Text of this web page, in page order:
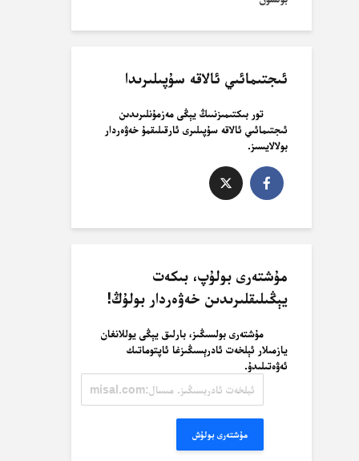
ئىجتىمائىي ئالاقە سۇپىلىرىدا
تور بىكتىمىزنىىڭ يېڭى مەزمۇنلىرىدىن
ئىجتىمائىي ئالاقە سۇپىلىرى ئارقىلىقمۇ خەۋەردار
بولالايسىز.
مۇشتەرى بولۇپ، بىكەت
يېڭىلىقلىرىدىن خەۋەردار بولۇڭ!
مۇشتەرى بولسىڭىز، بارلىق يېڭى يوللانغان
يازمىلار ئېلخەت ئادرېسىڭىزغا ئاپتوماتىك
ئەۋەتىلىدۇ.
ئادرېسىڭىز.
مۇشتەرى بولۇش